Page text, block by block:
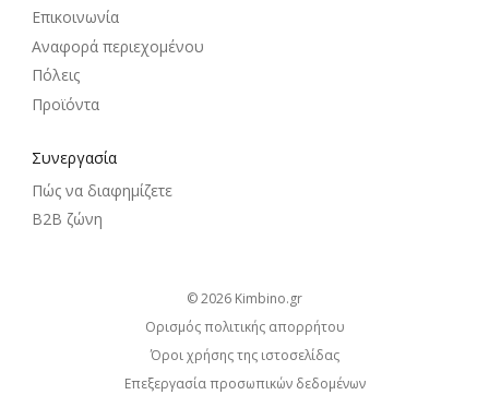
Επικοινωνία
Αναφορά περιεχομένου
Πόλεις
Προϊόντα
Συνεργασία
Πώς να διαφημίζετε
B2B ζώνη
© 2026
kimbino.gr
Ορισμός πολιτικής απορρήτου
Όροι χρήσης της ιστοσελίδας
Επεξεργασία προσωπικών δεδομένων